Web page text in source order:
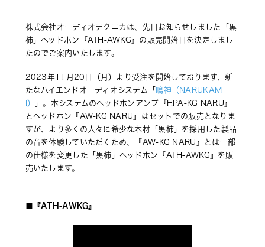
株式会社オーディオテクニカは、先日お知らせしました「黒
柿」ヘッドホン『ATH-AWKG』の販売開始日を決定しまし
たのでご案内いたします。
2023年11月20日（月）より受注を開始しております、新
たなハイエンドオーディオシステム「鳴神（NARUKAM
I）
」。本システムのヘッドホンアンプ『HPA-KG NARU』
とヘッドホン『AW-KG NARU』はセットでの販売となりま
すが、より多くの人々に希少な木材「黒柿」を採用した製品
の音を体験していただくため、『AW-KG NARU』とは一部
の仕様を変更した「黒柿」ヘッドホン『ATH-AWKG』を販
売いたします。
■『ATH-AWKG』